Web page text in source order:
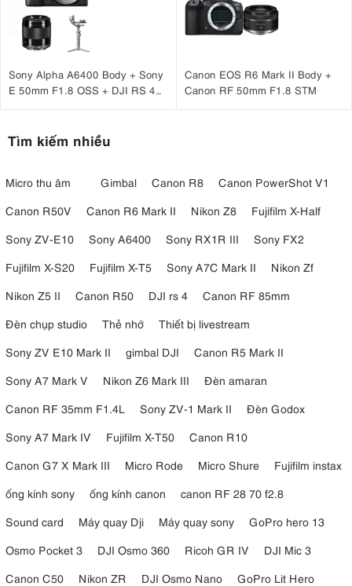
Sony Alpha A6400 Body + Sony
E 50mm F1.8 OSS + DJI RS 4
Canon EOS R6 Mark II Body +
Canon RF 50mm F1.8 STM
Tìm kiếm nhiều
Micro thu âm Gimbal Canon R8
Canon PowerShot V1
Canon R50V
Canon R6 Mark II Nikon Z8
Fujifilm X-Half
Sony ZV-E10
Sony A6400 Sony RX1R III
Sony FX2
Fujifilm X-S20
Fujifilm X-T5 Sony A7C Mark II
Nikon Zf
Nikon Z5 II
Canon R50 DJI rs 4
Canon RF 85mm
Đèn chụp studio
Thẻ nhớ
Thiết bị livestream
Sony ZV E10 Mark II
gimbal DJI
Canon R5 Mark II
Sony A7 Mark V
Nikon Z6 Mark III
Đèn amaran
Canon RF 35mm F1.4L
Sony ZV-1 Mark II
Đèn Godox
Sony A7 Mark IV
Fujifilm X-T50
Canon R10
Canon G7 X Mark III
Micro Rode Micro Shure
Fujifilm instax
ống kính sony
ống kính canon
canon RF 28 70 f2.8
Sound card
Máy quay Dji Máy quay sony
GoPro hero 13
Osmo Pocket 3
DJI Osmo 360 Ricoh GR IV
DJI Mic 3
Canon C50
Nikon ZR DJI Osmo Nano
GoPro Lit Hero